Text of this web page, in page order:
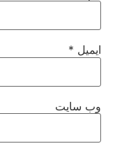
ایمیل *
وب‌ سایت